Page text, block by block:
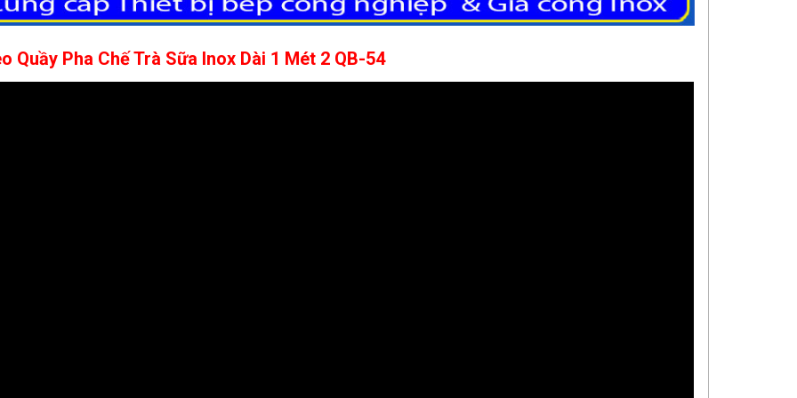
Quầy Pha Chế Trà Sữa Inox Dài 1 Mét 2 QB-54